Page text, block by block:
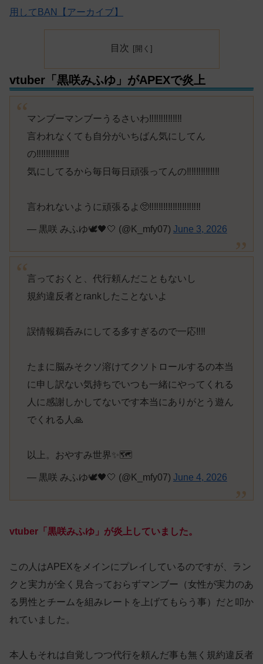
用してBAN【アーカイブ】
目次
vtuber「黒咲みふゆ」がAPEXで炎上
マンブーマンブーうるさいわ‼️‼️‼️‼️‼️‼️‼️
言われなくても自分がいちばん気にしてん
の‼️‼️‼️‼️‼️‼️‼️
気にしてるから毎日毎日頑張ってんの‼️‼️‼️‼️‼️‼️‼️
言われないように頑張るよ🥺‼️‼️‼️‼️‼️‼️‼️‼️‼️‼️‼️
— 黒咲 みふゆ🕊🖤‎🤍 (@K_mfy07) June 3, 2026
言っておくと、代行頼んだこともないし
規約違反者とrankしたことないよ
誤情報鵜呑みにしてる多すぎるので一応‼️‼️
たまに脳みそクソ溶けてクソトロールするの本当
に申し訳ない気持ちでいつも一緒にやってくれる
人に感謝しかしてないです本当にありがとう遊ん
でくれる人🙏
以上。おやすみ世界✨🗺️
— 黒咲 みふゆ🕊🖤‎🤍 (@K_mfy07) June 4, 2026
vtuber「黒咲みふゆ」が炎上していました。
この人はAPEXをメインにプレイしているのですが、ラン
クと実力が全く見合っておらずマンブー（女性が実力のあ
る男性とチームを組みレートを上げてもらう事）だと叩か
れていました。
本人もそれは自覚しつつ代行を頼んだ事も無く規約違反者